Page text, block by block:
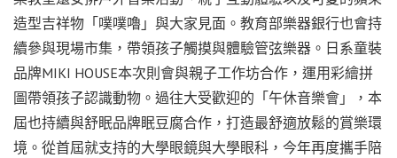
造型吉祥物「噗噗嚕」與大家見面。教育部樂器銀行也會持
續參與現場市集，帶領孩子觸摸與體驗管弦樂器。日系童裝
品牌MIKI HOUSE本次則會與親子工作坊合作，運用彩繪拼
圖帶領孩子認識動物。過往大受歡迎的「午休音樂會」，本
屆也持續與舒眠品牌眠豆腐合作，打造最舒適放鬆的賞樂環
境。從首屆就支持的大學眼鏡與大學眼科，今年再度攜手陪